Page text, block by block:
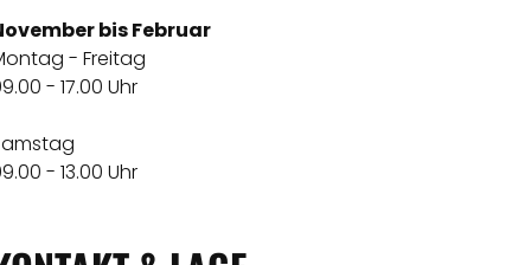
bis Februar
- Freitag
- 17.00 Uhr
- 13.00 Uhr